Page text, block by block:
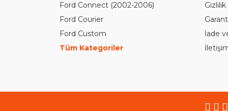
Ford Connect (2002-2006)
Ford Courier
Ford Custom
Tüm Kategoriler
İade